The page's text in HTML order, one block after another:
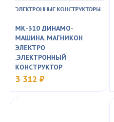
ЭЛЕКТРОННЫЕ КОНСТРУКТОРЫ
МК-310 ДИНАМО-
МАШИНА. МАГНИКОН
ЭЛЕКТРО
.ЭЛЕКТРОННЫЙ
КОНСТРУКТОР
3 312 ₽